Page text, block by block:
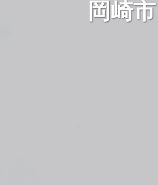
岡崎市